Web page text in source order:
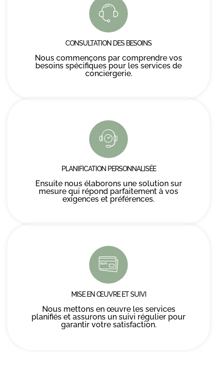
CONSULTATION DES BESOINS
Nous commençons par comprendre vos
besoins spécifiques pour les services de
conciergerie.
PLANIFICATION PERSONNALISÉE
Ensuite nous élaborons une solution sur
mesure qui répond parfaitement à vos
exigences et préférences.
MISE EN ŒUVRE ET SUIVI
Nous mettons en œuvre les services
planifiés et assurons un suivi régulier pour
garantir votre satisfaction.